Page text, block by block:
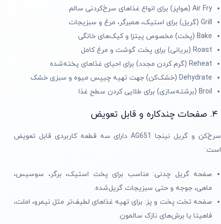
Air Fry (هواپز) برای انواع غذاهای سرخ‌کردنی سالم
Grill (گریل) برای استیک، همبرگر، مرغ و سبزیجات
Bake (پخت) مخصوص پیتزا و کیک‌های خانگی
Roast (بریانی) برای پخت گوشت و مرغ کامل
Reheat (گرم کردن مجدد) برای احیای غذاهای پخته‌شده
Dehydrate (خشک‌کن) جهت تهیه چیپس میوه و سبزی خشک
Broil (برشته‌سازی) برای طلایی کردن سطح غذا
سرخ‌کن و گریل نینجا AG651 دارای سه قطعه کاربردی قابل تعویض
است:
صفحه گریل چدنی: مناسب برای پخت استیک، برگر، سوسیس،
ماهی، جوجه و حتی سبزیجات گریل‌شده.
صفحه تخت پخت و پز: برای تهیه غذاهای لطیف‌تر مثل نیمرو، املت،
فاهیتا یا برش‌های نازک سالمون.